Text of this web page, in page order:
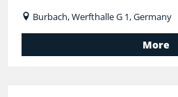
Burbach, Werfthalle G 1, Germany
More